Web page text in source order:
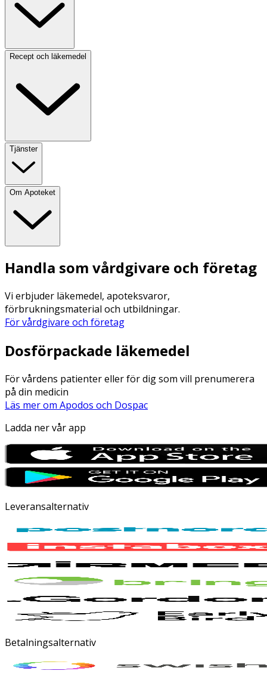
Recept och läkemedel
Tjänster
Om Apoteket
Handla som vårdgivare och företag
Vi erbjuder läkemedel, apoteksvaror,
förbrukningsmaterial och utbildningar.
För vårdgivare och företag
Dosförpackade läkemedel
För vårdens patienter eller för dig som vill prenumerera
på din medicin
Läs mer om Apodos och Dospac
Ladda ner vår app
Leveransalternativ
Betalningsalternativ